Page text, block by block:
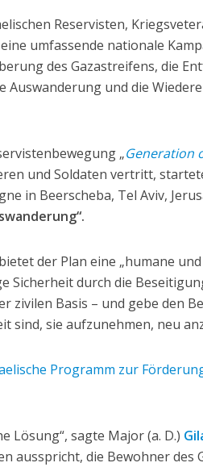
Reservisten,
umfassende nationale
des Gazastreifens, die
Auswanderung und die
„Generation
und Soldaten vertritt,
in Beerscheba, Tel Aviv,
der Plan eine „humane
Sicherheit durch die
zivilen Basis – und gebe den
sind, sie aufzunehmen, neu
Programm zur
Lösung“, sagte Major (a. D.)
ausspricht, die Bewohner des